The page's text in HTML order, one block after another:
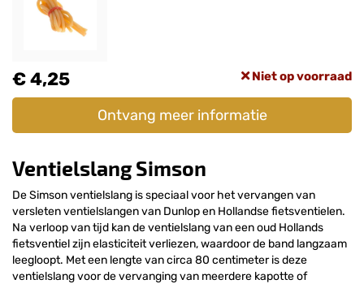
€ 4,25 Niet op voorraad
Ontvang meer informatie
Ventielslang Simson
De Simson ventielslang is speciaal voor het vervangen van
versleten ventielslangen van Dunlop en Hollandse fietsventielen.
Na verloop van tijd kan de ventielslang van een oud Hollands
fietsventiel zijn elasticiteit verliezen, waardoor de band langzaam
leegloopt. Met een lengte van circa 80 centimeter is deze
ventielslang voor de vervanging van meerdere kapotte of